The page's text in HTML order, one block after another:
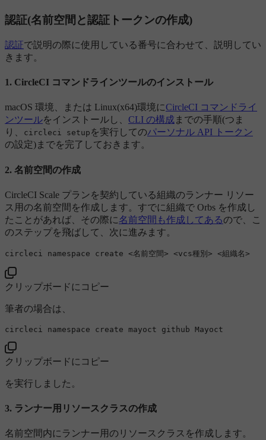
認証(名前空間と認証トークンの作成)
認証で説明の際に使用している番号に合わせて、説明してい
きます。
1. CircleCI コマンドラインツールのインストール
macOS 環境、または Linux(x64)環境にCircleCI コマンドライ
ンツールをインストールし、 CLI の構成 までの手順(つま
り、
circleci setup を実行してのパーソナル API トークン
の設定)までを完了しておきます。
2. 名前空間の作成
CircleCI Scale プランを契約している組織のランナー リソー
ス用の名前空間を作成します。すでに組織で Orbs を作成し
たことがあれば、その際に名前空間も作成してあるので、こ
のステップを飛ばして、次に進みます。
circleci namespace create <名前空間> <vcs種別 > <組織名>
クリップボードにコピー
筆者の場合は、
circleci namespace
クリップボードにコピー
を実行しました。
3. ランナー用リソースクラスの作成
名前空間内にランナー用のリソースクラスを作成します。